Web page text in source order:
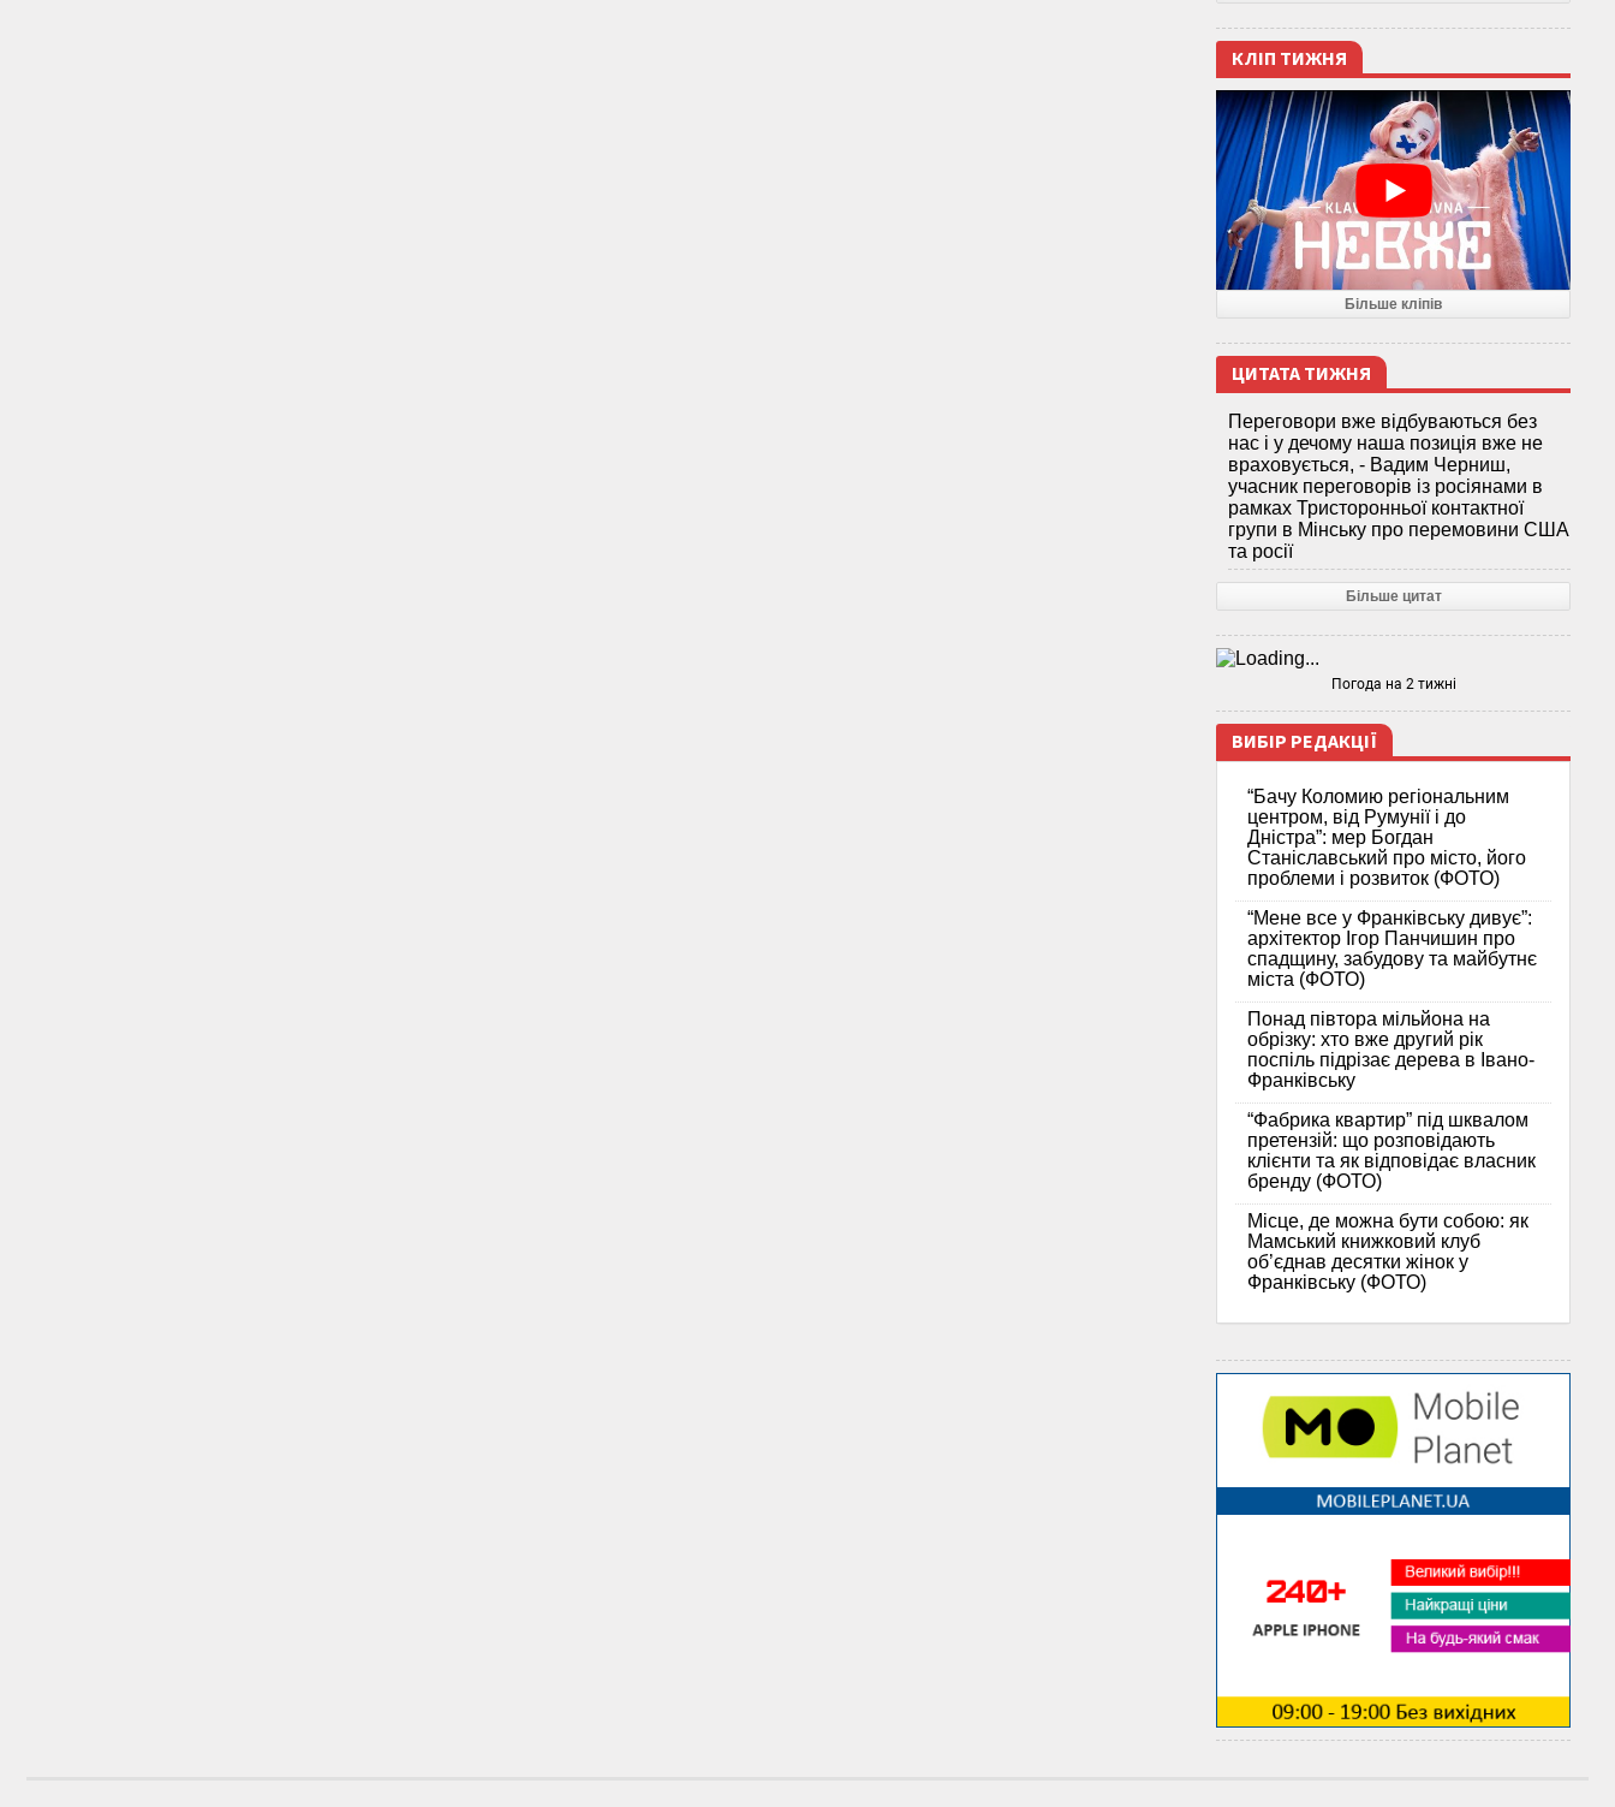
КЛІП ТИЖНЯ
Більше кліпів
ЦИТАТА ТИЖНЯ
Переговори вже відбуваються без
нас і у дечому наша позиція вже не
враховується, - Вадим Черниш,
учасник переговорів із росіянами в
рамках Тристоронньої контактної
групи в Мінську про перемовини США
та росії
Більше цитат
Погода на 2 тижні
ВИБІР РЕДАКЦІЇ
“Бачу Коломию регіональним
центром, від Румунії і до
Дністра”: мер Богдан
Станіславський про місто, його
проблеми і розвиток (ФОТО)
“Мене все у Франківську дивує”:
архітектор Ігор Панчишин про
спадщину, забудову та майбутнє
міста (ФОТО)
Понад півтора мільйона на
обрізку: хто вже другий рік
поспіль підрізає дерева в Івано-
Франківську
“Фабрика квартир” під шквалом
претензій: що розповідають
клієнти та як відповідає власник
бренду (ФОТО)
Місце, де можна бути собою: як
Мамський книжковий клуб
об’єднав десятки жінок у
Франківську (ФОТО)